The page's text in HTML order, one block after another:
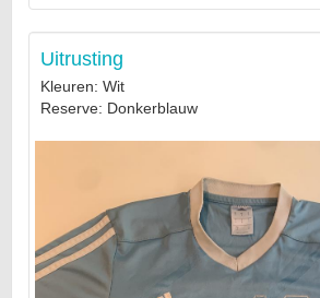
Uitrusting
Kleuren: Wit
Reserve: Donkerblauw